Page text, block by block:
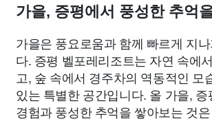
가을, 증평에서 풍성한 추억
가을은 풍요로움과 함께 빠르게 지
다. 증평 벨포레리조트는 자연 속에
고, 숲 속에서 경주차의 역동적인 모
있는 특별한 공간입니다. 올 가을,
경험과 풍성한 추억을 쌓아보는 것